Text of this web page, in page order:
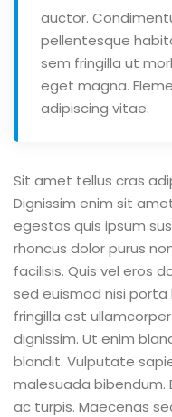
auctor.
pellentesque
sem fringilla ut
eget magna.
adipiscing vitae.
Sit amet tellus cras
Dignissim enim sit
egestas quis ipsum
rhoncus dolor purus
facilisis. Quis vel eros
sed euismod nisi porta
fringilla est
dignissim. Ut enim
blandit. Vulputate
malesuada
ac turpis. Maecenas